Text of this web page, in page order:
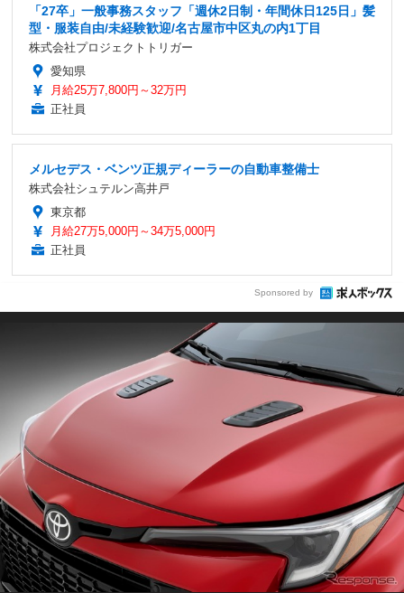
「27卒」一般事務スタッフ「週休2日制・年間休日125日」髪
型・服装自由/未経験歓迎/名古屋市中区丸の内1丁目
株式会社プロジェクトトリガー
愛知県
月給25万7,800円～32万円
正社員
メルセデス・ベンツ正規ディーラーの自動車整備士
株式会社シュテルン高井戸
東京都
月給27万5,000円～34万5,000円
正社員
Sponsored by